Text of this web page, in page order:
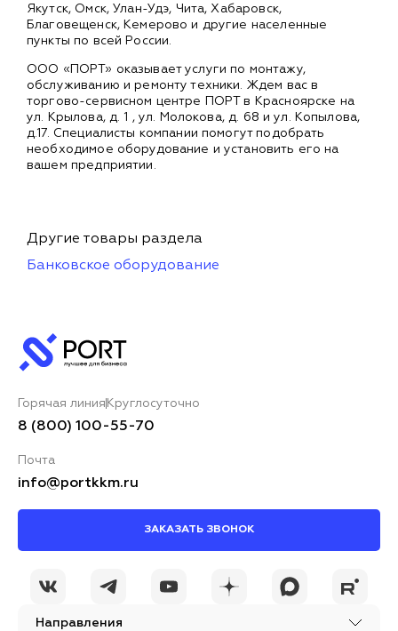
Якутск, Омск, Улан-Удэ, Чита, Хабаровск,
Благовещенск, Кемерово и другие населенные
пункты по всей России.
ООО «ПОРТ» оказывает услуги по монтажу,
обслуживанию и ремонту техники. Ждем вас в
торгово-сервисном центре ПОРТ в Красноярске на
ул. Крылова, д. 1 , ул. Молокова, д. 68 и ул. Копылова,
д.17. Специалисты компании помогут подобрать
необходимое оборудование и установить его на
вашем предприятии.
Другие товары раздела
Банковское оборудование
Направления
Горячая линия Круглосуточно
8 (800) 100-55-70
Почта
info@portkkm.ru
ЗАКАЗАТЬ ЗВОНОК